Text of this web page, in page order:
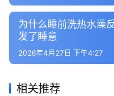
为什么睡前洗热水澡
发了睡意
2026年4月27日 下午4:27
相关推荐